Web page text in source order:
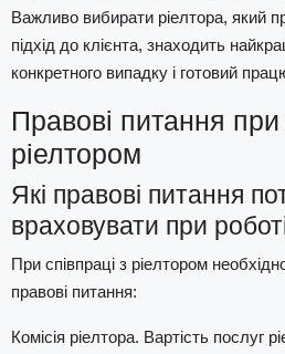
Важливо вибирати ріелтора, який
підхід до клієнта, знаходить
конкретного випадку і готовий
Правові питання при
ріелтором
Які правові питання
враховувати при
При співпраці з ріелтором
правові питання:
Комісія ріелтора. Вартість послуг